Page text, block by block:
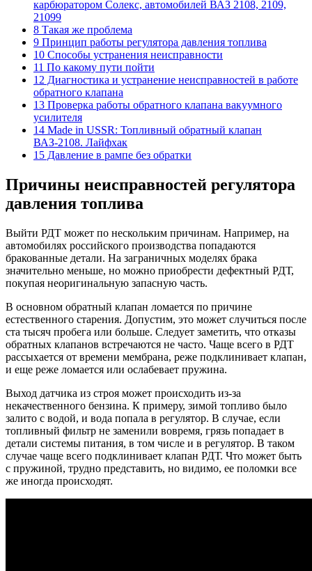
карбюратором Солекс, автомобилей ВАЗ 2108, 2109,
21099
8 Такая же проблема
9 Принцип работы регулятора давления топлива
10 Способы устранения неисправности
11 По какому пути пойти
12 Диагностика и устранение неисправностей в работе
обратного клапана
13 Проверка работы обратного клапана вакуумного
усилителя
14 Made in USSR: Топливный обратный клапан
ВАЗ-2108. Лайфхак
15 Давление в рампе без обратки
Причины неисправностей регулятора
давления топлива
Выйти РДТ может по нескольким причинам. Например, на
автомобилях российского производства попадаются
бракованные детали. На заграничных моделях брака
значительно меньше, но можно приобрести дефектный РДТ,
покупая неоригинальную запасную часть.
В основном обратный клапан ломается по причине
естественного старения. Допустим, это может случиться после
ста тысяч пробега или больше. Следует заметить, что отказы
обратных клапанов встречаются не часто. Чаще всего в РДТ
рассыхается от времени мембрана, реже подклинивает клапан,
и еще реже ломается или ослабевает пружина.
Выход датчика из строя может происходить из-за
некачественного бензина. К примеру, зимой топливо было
залито с водой, и вода попала в регулятор. В случае, если
топливный фильтр не заменили вовремя, грязь попадает в
детали системы питания, в том числе и в регулятор. В таком
случае чаще всего подклинивает клапан РДТ. Что может быть
с пружиной, трудно представить, но видимо, ее поломки все
же иногда происходят.